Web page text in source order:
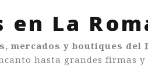
en La
mercados y boutiques del
hasta grandes firmas y